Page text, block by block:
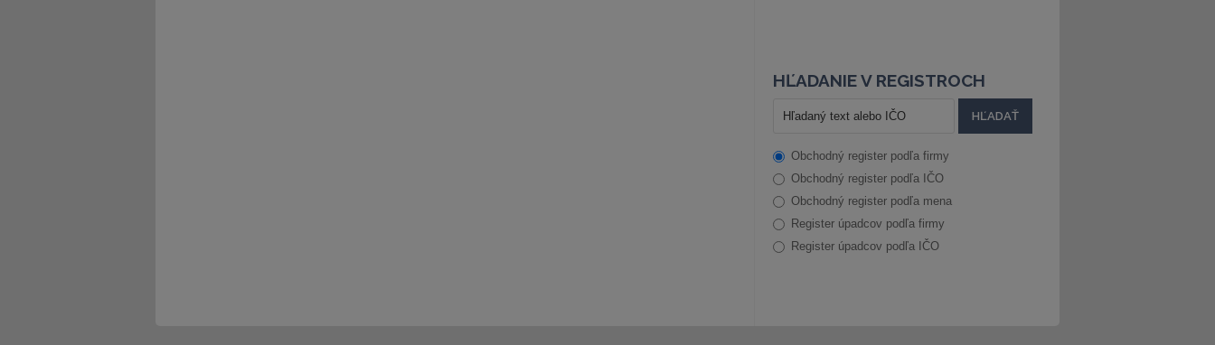
HĽADANIE V REGISTROCH
Obchodný register podľa firmy
Obchodný register podľa IČO
Obchodný register podľa mena
Register úpadcov podľa firmy
Register úpadcov podľa IČO